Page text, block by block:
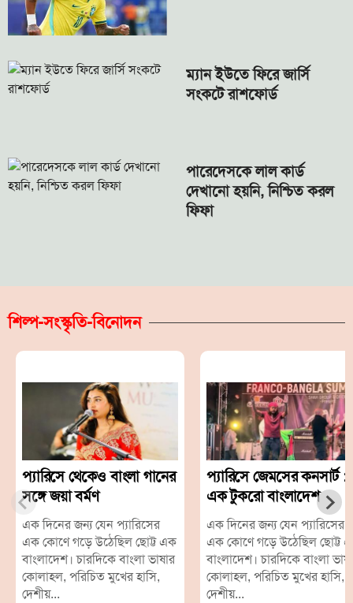
ম্যান ইউতে ফিরে জার্সি
সংকটে রাশফোর্ড
পারেদেসকে লাল কার্ড
দেখানো হয়নি, নিশ্চিত করল
ফিফা
শিল্প-সংস্কৃতি-বিনোদন
প্যারিসে থেকেও বাংলা গানের
সঙ্গে জয়া বর্মণ
এক দিনের জন্য যেন প্যারিসের
এক কোণে গড়ে উঠেছিল ছোট্ট এক
বাংলাদেশ। চারদিকে বাংলা ভাষার
কোলাহল, পরিচিত মুখের হাসি,
দেশীয়...
প্যারিসে জেমসের কনসার্ট :
এক টুকরো বাংলাদেশ
এক দিনের জন্য যেন প্যারিসের
এক কোণে গড়ে উঠেছিল ছোট্ট
বাংলাদেশ। চারদিকে বাংলা
কোলাহল, পরিচিত মুখের হাসি,
দেশীয়...